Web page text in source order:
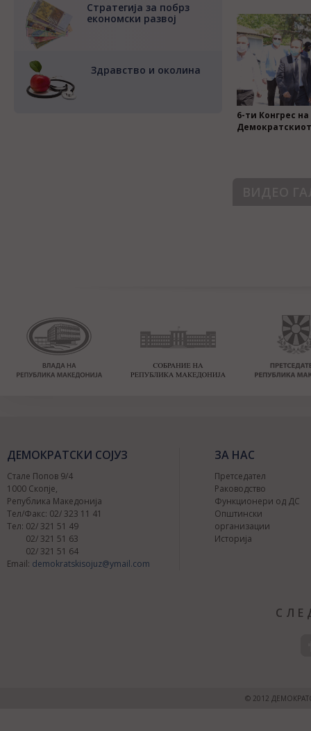
Стратегија за побрз
економски развој
Здравство и околина
Делегација на
цвеќе пред
6-ти Конгрес на
Демократскиот
ДЕМОКРАТСКИ СОЈУЗ
Стале Попов 9/4
1000 Скопје,
Република Македонија
Тел/Факс: 02/ 323 11 41
Тел: 02/ 321 51 49
02/ 321 51 63
02/ 321 51 64
Email: demokratskisojuz@ymail.com
ЗА НАС
Претседател
Раководство
Функционери од ДС
Општински
организации
Историја
© 2012